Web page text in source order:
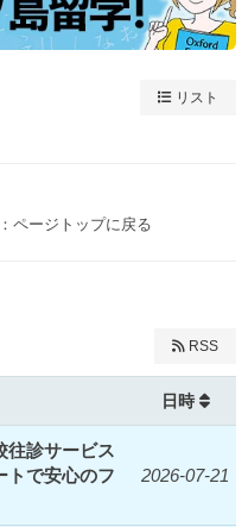
リスト
：ページトップに戻る
RSS
日時
往診サービス
トで安心のフ
2026-07-21